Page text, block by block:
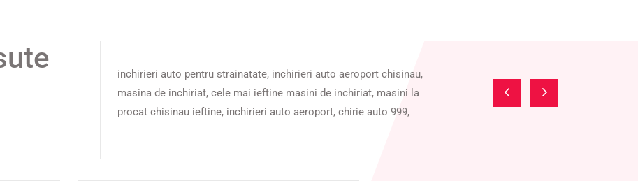
inchirieri auto pentru strainatate, inchirieri auto aeroport chisinau,
masina de inchiriat, cele mai ieftine masini de inchiriat, masini la
procat chisinau ieftine, inchirieri auto aeroport, chirie auto 999,